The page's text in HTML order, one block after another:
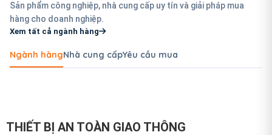
Sản phẩm công nghiệp, nhà cung cấp uy tín và giải pháp mua
hàng cho doanh nghiệp.
Xem tất cả ngành hàng
Ngành hàngNhà cung cấpYêu cầu mua
THIẾT BỊ AN TOÀN GIAO THÔNG